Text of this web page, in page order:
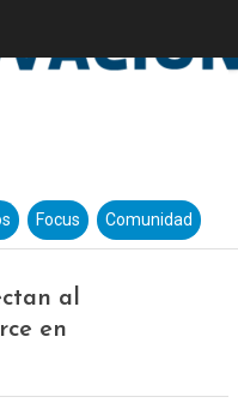
Focus Comunidad
al
en